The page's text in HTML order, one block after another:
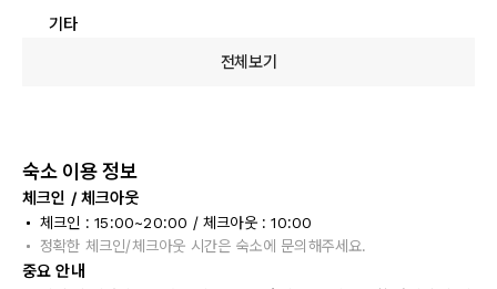
기타
전체보기
숙소 이용 정보
체크인 / 체크아웃
체크인 : 15:00~20:00 / 체크아웃 : 10:00
정확한 체크인/체크아웃 시간은 숙소에 문의해주세요.
중요 안내